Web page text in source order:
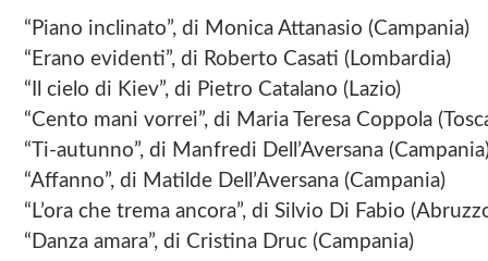
“Piano inclinato”, di Monica Attanasio (Campania)
“Erano evidenti”, di Roberto Casati (Lombardia)
“Il cielo di Kiev”, di Pietro Catalano (Lazio)
“Cento mani vorrei”, di Maria Teresa Coppola
“Ti-autunno”, di Manfredi Dell’Aversana
“Affanno”, di Matilde Dell’Aversana (Campania)
“L’ora che trema ancora”, di Silvio Di Fabio
“Danza amara”, di Cristina Druc (Campania)